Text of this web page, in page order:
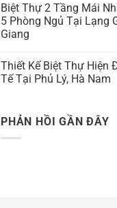
Biệt Thự 2 Tầng Mái
5 Phòng Ngủ Tại Lạng
Giang
Thiết Kế Biệt Thự Hiện
Tế Tại Phủ Lý, Hà Nam
PHẢN HỒI GẦN ĐÂY